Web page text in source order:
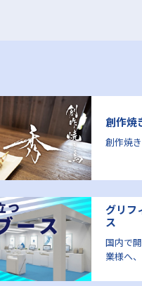
創作焼
創作焼
グリフ
ス
国内で
業様へ